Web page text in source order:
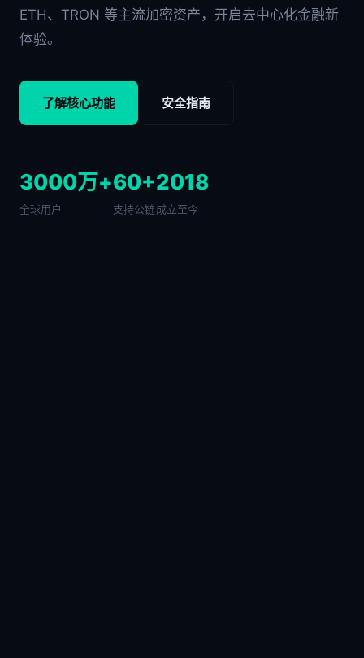
ETH、TRON 等主流加密资产，开启去中心化金融新
体验。
了解核心功能 安全指南
3000万+
全球用户
60+
支持公链
2018
成立至今